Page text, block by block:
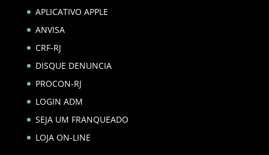
APLICATIVO APPLE
ANVISA
CRF-RJ
DISQUE DENUNCIA
PROCON-RJ
LOGIN ADM
SEJA UM FRANQUEADO
LOJA ON-LINE